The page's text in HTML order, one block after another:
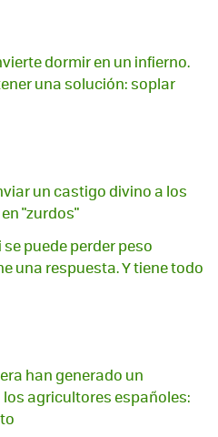
dormir en un infierno.
una solución: soplar
un castigo divino a los
"zurdos"
puede perder peso
una respuesta. Y tiene todo
han generado un
agricultores españoles: